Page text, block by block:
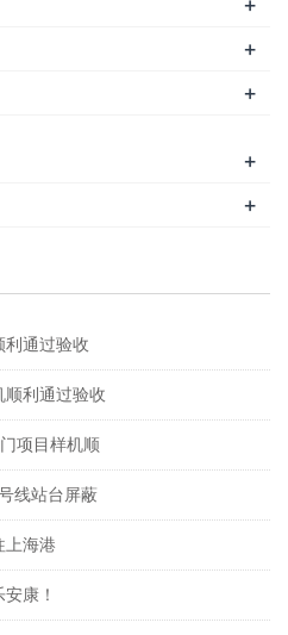
+
+
+
+
利通过验收
顺利通过验收
项目样机顺
线站台屏蔽
上海港
康！